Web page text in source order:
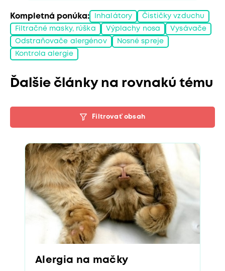
Kompletná ponúka: Inhalátory Čističky vzduchu
Filtračné masky, rúška Výplachy nosa Vysávače
Odstraňovače alergénov Nosné spreje
Kontrola alergie
Ďalšie články na rovnakú tému
Filtrovať obsah
Alergia na mačky